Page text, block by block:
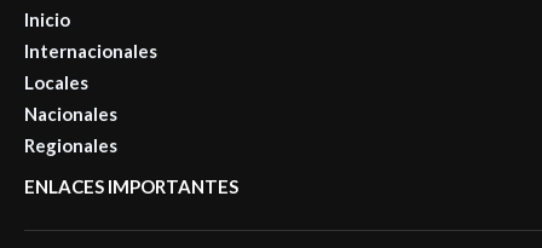
Inicio
Internacionales
Locales
Nacionales
Regionales
ENLACES IMPORTANTES